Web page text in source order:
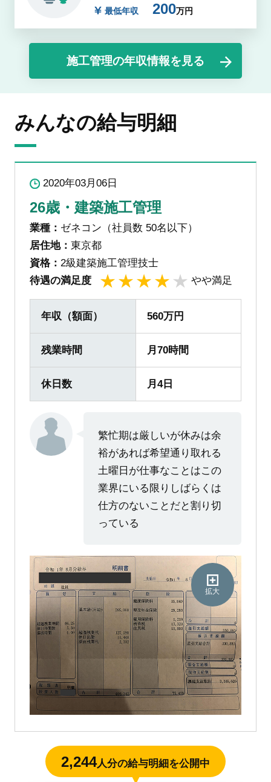
最低年収
200万円
施工管理の年収情報を見る
みんなの給与明細
2020年03月06日
26歳・建築施工管理
業種： ゼネコン（社員数 50名以下）
居住地： 東京都
資格： 2級建築施工管理技士
待遇の満足度
やや満足
年収（額面） 560万円
残業時間 月70時間
休日数 月4日
繁忙期は厳しいが休みは余
裕があれば希望通り取れる
土曜日が仕事なことはこの
業界にいる限りしばらくは
仕方のないことだと割り切
っている
拡大
2,244人分の給与明細を公開中